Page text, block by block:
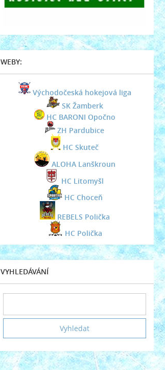
WEBY:
Východočeská hokejová liga
SK Žamberk
HC BARONI Opočno
ZH Pardubice
HC Skuteč
ALOHA Lanškroun
HC Litomyšl
HC Choceň
REBELS Polička
HC Polička
VYHLEDÁVÁNÍ